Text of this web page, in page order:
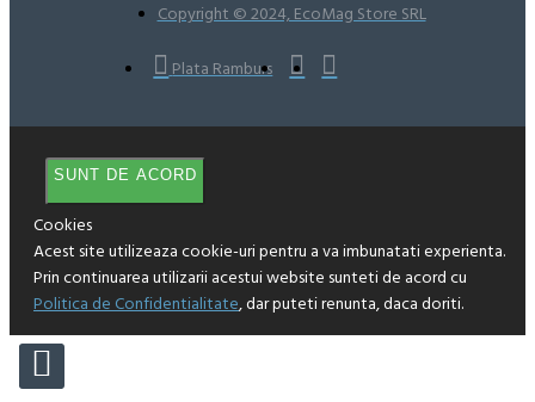
Copyright © 2024, EcoMag Store SRL
Plata Ramburs
SUNT DE ACORD
Cookies
Acest site utilizeaza cookie-uri pentru a va imbunatati experienta.
Prin continuarea utilizarii acestui website sunteti de acord cu
Politica de Confidentialitate, dar puteti renunta, daca doriti.